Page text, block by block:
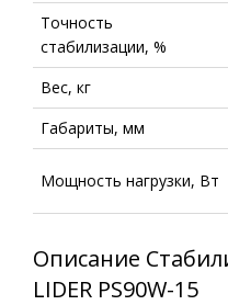
Точность
стабилизации, %
Вес, кг
Габариты, мм
Мощность нагрузки, Вт
Описание
LIDER PS90W-15